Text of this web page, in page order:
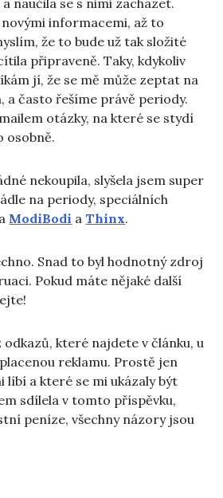
informacemi, až to
že to bude už tak složité
připraveně. Taky, kdykoliv
jí, že se mě může zeptat na
a často řešíme právě periody.
otázky, na které se stydí
osobně.
nekoupila, slyšela jsem super
na periody, speciálních
ModiBodi a Thinx.
Snad to byl hodnotný zdroj
Pokud máte nějaké další
odkazů, které najdete v článku, u
reklamu. Prostě jen
líbí a které se mi ukázaly být
sdílela v tomto příspěvku,
peníze, všechny názory jsou